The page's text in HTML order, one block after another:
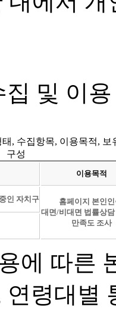
및 이용
, 수집항목, 이용목적, 보
구성
이용목적
인 자치구
홈페이지 본인인
대면/비대면 법률상
만족도 조사
에 따른
연령대별